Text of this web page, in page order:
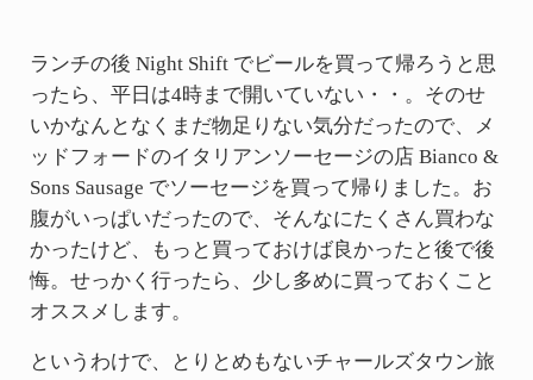
ランチの後 Night Shift でビールを買って帰ろうと思
ったら、平日は4時まで開いていない・・。そのせ
いかなんとなくまだ物足りない気分だったので、メ
ッドフォードのイタリアンソーセージの店 Bianco &
Sons Sausage でソーセージを買って帰りました。お
腹がいっぱいだったので、そんなにたくさん買わな
かったけど、もっと買っておけば良かったと後で後
悔。せっかく行ったら、少し多めに買っておくこと
オススメします。
というわけで、とりとめもないチャールズタウン旅